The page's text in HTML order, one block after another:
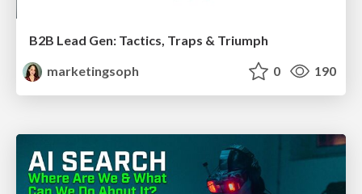
B2B Lead Gen: Tactics, Traps & Triumph
marketingsoph
0 190